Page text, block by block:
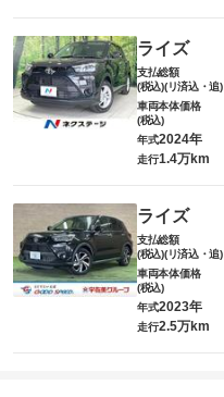
ライズ
支払総額
(税込)(リ済込・追)
車両本体価格
(税込)
年式2024年
走行1.4万km
ライズ
支払総額
(税込)(リ済込・追)
車両本体価格
(税込)
年式2023年
走行2.5万km